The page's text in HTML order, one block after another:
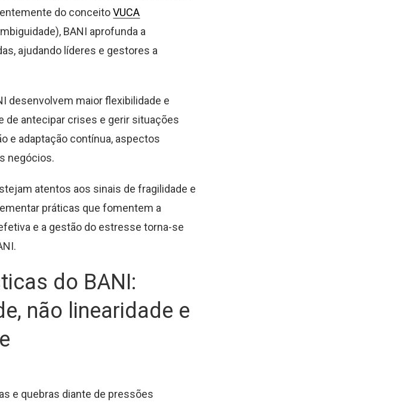
do conceitoVUCA
BANI aprofunda a
ajudando líderes e gestores a
desenvolvem maior flexibilidade e
de antecipar crises e gerir situações
e adaptação contínua, aspectos
negócios.
atentos aos sinais de fragilidade e
práticas que fomentem a
e a gestão do estresse torna-se
do BANI:
não linearidade e
e quebras diante de pressões